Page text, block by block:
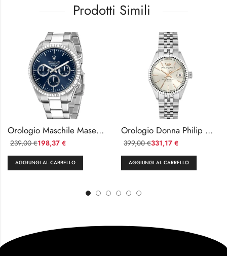
Prodotti Simili
Orologio Maschile Maserati Competizione in Acciaio
198,37 €
239,00€
AGGIUNGI AL CARRELLO
Orologio Donna Philip Watch Caribe Acciaio Vetro Zaffiro
331,17 €
399,00€
AGGIUNGI AL CARRELLO